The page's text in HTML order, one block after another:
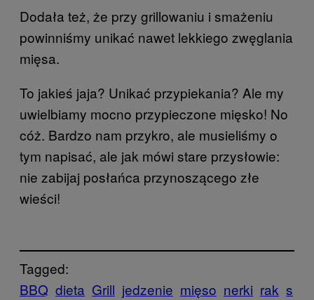
Dodała też, że przy grillowaniu i smażeniu
powinniśmy unikać nawet lekkiego zwęglania
mięsa.
To jakieś jaja? Unikać przypiekania? Ale my
uwielbiamy mocno przypieczone mięsko! No
cóż. Bardzo nam przykro, ale musieliśmy o
tym napisać, ale jak mówi stare przysłowie:
nie zabijaj posłańca przynoszącego złe
wieści!
Tagged:
BBQ dieta Grill jedzenie mięso nerki rak s